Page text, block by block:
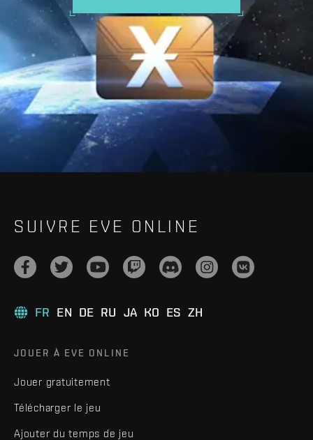
SUIVRE EVE ONLINE
FR EN DE RU JA KO ES ZH
JOUER À EVE ONLINE
Jouer gratuitement
Télécharger le jeu
Ajouter du temps de jeu